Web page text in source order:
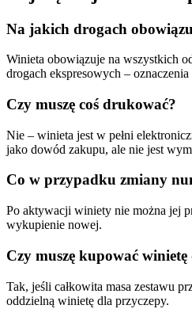
Na jakich drogach
Winieta obowiązuje na wszystkich
drogach ekspresowych –
Czy muszę coś drukować?
Nie – winieta jest w pełni
jako dowód zakupu, ale nie jest
Co w przypadku zmiany
Po aktywacji winiety nie można jej
wykupienie nowej.
Czy muszę kupować
Tak, jeśli całkowita masa zestawu
oddzielną winietę dla przyczepy.